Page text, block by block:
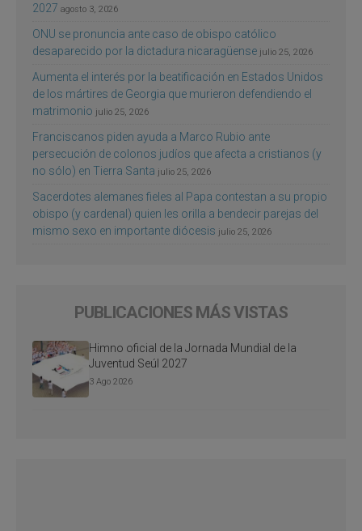
2027 agosto 3, 2026
ONU se pronuncia ante caso de obispo católico
desaparecido por la dictadura nicaragüense julio 25, 2026
Aumenta el interés por la beatificación en Estados Unidos
de los mártires de Georgia que murieron defendiendo el
matrimonio julio 25, 2026
Franciscanos piden ayuda a Marco Rubio ante
persecución de colonos judíos que afecta a cristianos (y
no sólo) en Tierra Santa julio 25, 2026
Sacerdotes alemanes fieles al Papa contestan a su propio
obispo (y cardenal) quien les orilla a bendecir parejas del
mismo sexo en importante diócesis julio 25, 2026
PUBLICACIONES MÁS VISTAS
Himno oficial de la Jornada Mundial de la
Juventud Seúl 2027
3 Ago 2026